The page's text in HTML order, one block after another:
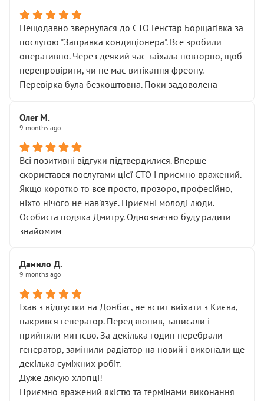
Нещодавно звернулася до СТО Генстар Борщагівка за
послугою "Заправка кондиціонера". Все зробили
оперативно. Через деякий час заїхала повторно, щоб
перепровірити, чи не має витікання фреону.
Перевірка була безкоштовна. Поки задоволена
Олег М.
9 months ago
Всі позитивні відгуки підтвердилися. Вперше
скористався послугами цієї СТО і приємно вражений.
Якщо коротко то все просто, прозоро, професійно,
ніхто нічого не нав'язує. Приємні молоді люди.
Особиста подяка Дмитру. Однозначно буду радити
знайомим
Данило Д.
9 months ago
Їхав з відпустки на Донбас, не встиг виїхати з Києва,
накрився генератор. Передзвонив, записали і
прийняли миттєво. За декілька годин перебрали
генератор, замінили радіатор на новий і виконали ще
декілька суміжних робіт.
Дуже дякую хлопці!
Приємно вражений якістю та термінами виконання